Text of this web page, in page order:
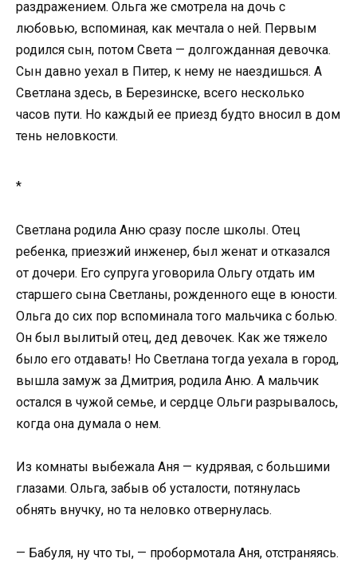
раздражением. Ольга же смотрела на дочь с
любовью, вспоминая, как мечтала о ней. Первым
родился сын, потом Света — долгожданная девочка.
Сын давно уехал в Питер, к нему не наездишься. А
Светлана здесь, в Березинске, всего несколько
часов пути. Но каждый ее приезд будто вносил в дом
тень неловкости.
*
Светлана родила Аню сразу после школы. Отец
ребенка, приезжий инженер, был женат и отказался
от дочери. Его супруга уговорила Ольгу отдать им
старшего сына Светланы, рожденного еще в юности.
Ольга до сих пор вспоминала того мальчика с болью.
Он был вылитый отец, дед девочек. Как же тяжело
было его отдавать! Но Светлана тогда уехала в город,
вышла замуж за Дмитрия, родила Аню. А мальчик
остался в чужой семье, и сердце Ольги разрывалось,
когда она думала о нем.
Из комнаты выбежала Аня — кудрявая, с большими
глазами. Ольга, забыв об усталости, потянулась
обнять внучку, но та неловко отвернулась.
— Бабуля, ну что ты, — пробормотала Аня, отстраняясь.